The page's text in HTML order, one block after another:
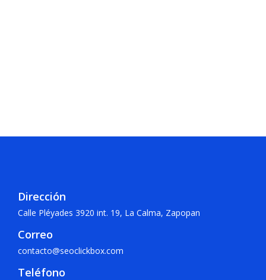
Dirección
Calle Pléyades 3920 int. 19, La Calma, Zapopan
Correo
contacto@seoclickbox.com
Teléfono